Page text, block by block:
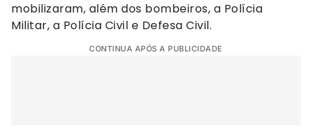
mobilizaram, além dos bombeiros, a Polícia
Militar, a Polícia Civil e Defesa Civil.
CONTINUA APÓS A PUBLICIDADE